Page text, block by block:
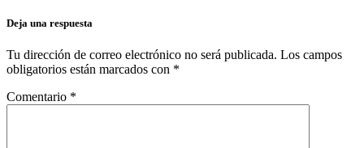
Deja una respuesta
Tu dirección de correo electrónico no será publicada. Los campos
obligatorios están marcados con *
Comentario *